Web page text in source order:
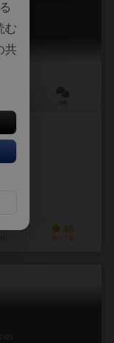
中
）
）
46
持ってる
む
共